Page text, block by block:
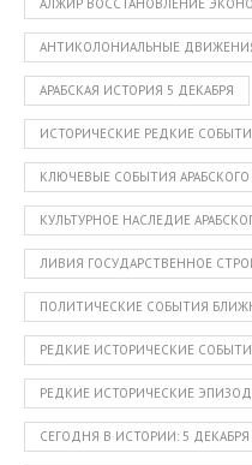
АНТИКОЛОНИАЛЬНЫЕ
АРАБСКАЯ ИСТОРИЯ 5 ДЕКАБРЯ
ИСТОРИЧЕСКИЕ РЕДКИЕ
КЛЮЧЕВЫЕ СОБЫТИЯ АРАБСКОГО
КУЛЬТУРНОЕ НАСЛЕДИЕ
ЛИВИЯ ГОСУДАРСТВЕННОЕ
ПОЛИТИЧЕСКИЕ СОБЫТИЯ
РЕДКИЕ ИСТОРИЧЕСКИЕ
РЕДКИЕ ИСТОРИЧЕСКИЕ
СЕГОДНЯ В ИСТОРИИ: 5